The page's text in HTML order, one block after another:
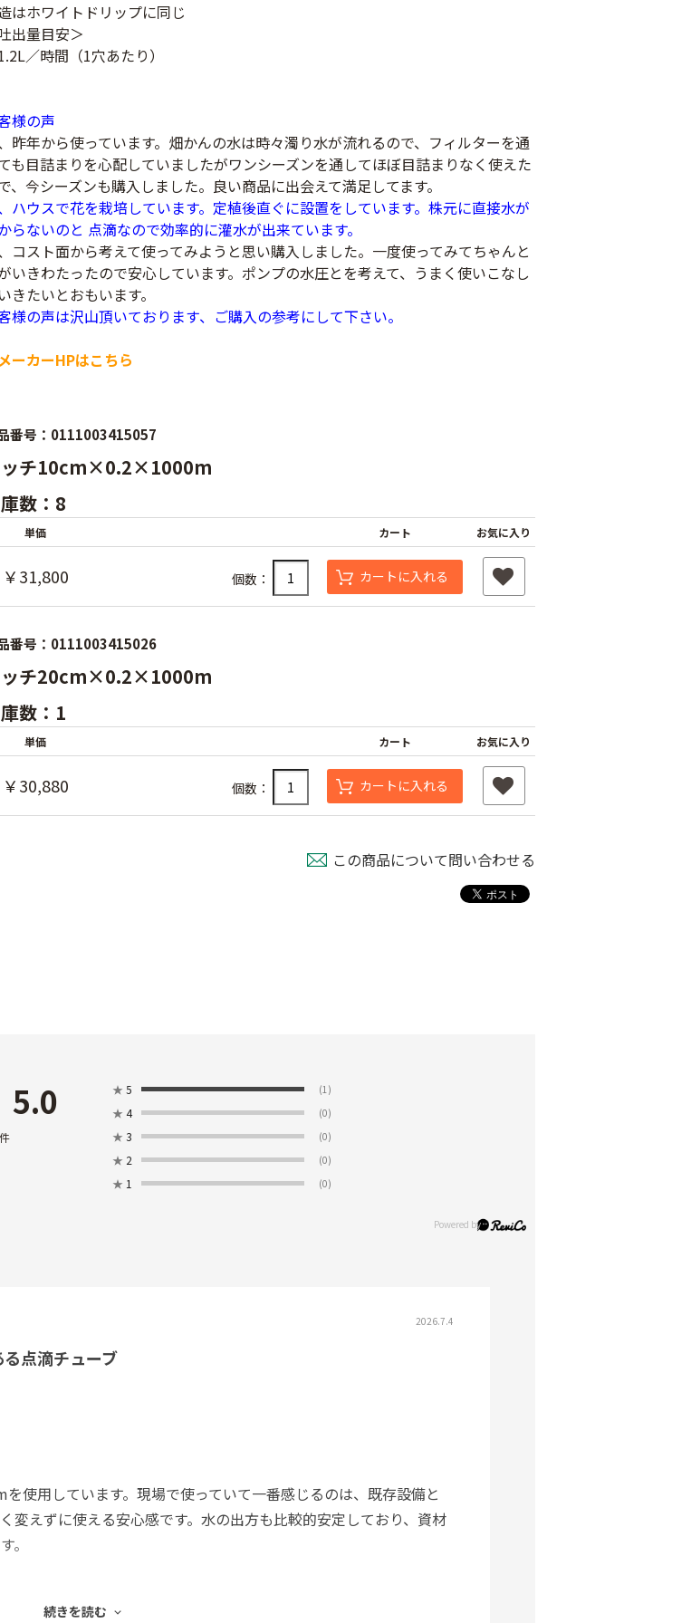
サンス
ワンタッチニップル
25（スミチュー
ブ）
チューブフィルター
M
￥440
はホワイトドリップに同じ
出量目安＞
／時間（1穴あたり）
様の声
昨年から使っています。畑かんの水は時々濁り水が流れるので、フィルターを通
も目詰まりを心配していましたがワンシーズンを通してほぼ目詰まりなく使えた
、今シーズンも購入しました。良い商品に出会えて満足してます。
ハウスで花を栽培しています。定植後直ぐに設置をしています。株元に直接水が
らないのと 点滴なので効率的に灌水が出来ています。
コスト面から考えて使ってみようと思い購入しました。一度使ってみてちゃんと
いきわたったので安心しています。ポンプの水圧とを考えて、うまく使いこなし
きたいとおもいます。
様の声は沢山頂いております、ご購入の参考にして下さい。
ーカーHPはこちら
番号：0111003415057
ッチ10cm×0.2×1000m
数：8
単価 カート お気に入り
￥31,800 個数： カートに入れる
番号：0111003415026
ッチ20cm×0.2×1000m
数：1
単価 カート お気に入り
￥30,880 個数： カートに入れる
この商品について問い合わせる
5.0
件
★ 5 (1)
★ 4 (0)
★ 3 (0)
★ 2 (0)
★ 1 (0)
2026.7.4
点滴チューブ
使用しています。現場で使っていて一番感じるのは、既存設備と
変えずに使える安心感です。水の出方も比較的安定しており、資材
。
続きを読む